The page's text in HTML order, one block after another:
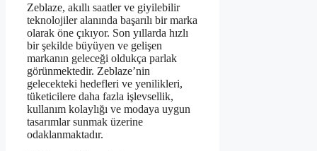
Zeblaze, akıllı saatler ve giyilebilir
teknolojiler alanında başarılı bir marka
olarak öne çıkıyor. Son yıllarda hızlı
bir şekilde büyüyen ve gelişen
markanın geleceği oldukça parlak
görünmektedir. Zeblaze’nin
gelecekteki hedefleri ve yenilikleri,
tüketicilere daha fazla işlevsellik,
kullanım kolaylığı ve modaya uygun
tasarımlar sunmak üzerine
odaklanmaktadır.